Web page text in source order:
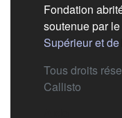
Fondation
soutenue par le
Supérieur et
Tous droits
Callisto